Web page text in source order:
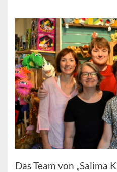
Das Team von „Salima